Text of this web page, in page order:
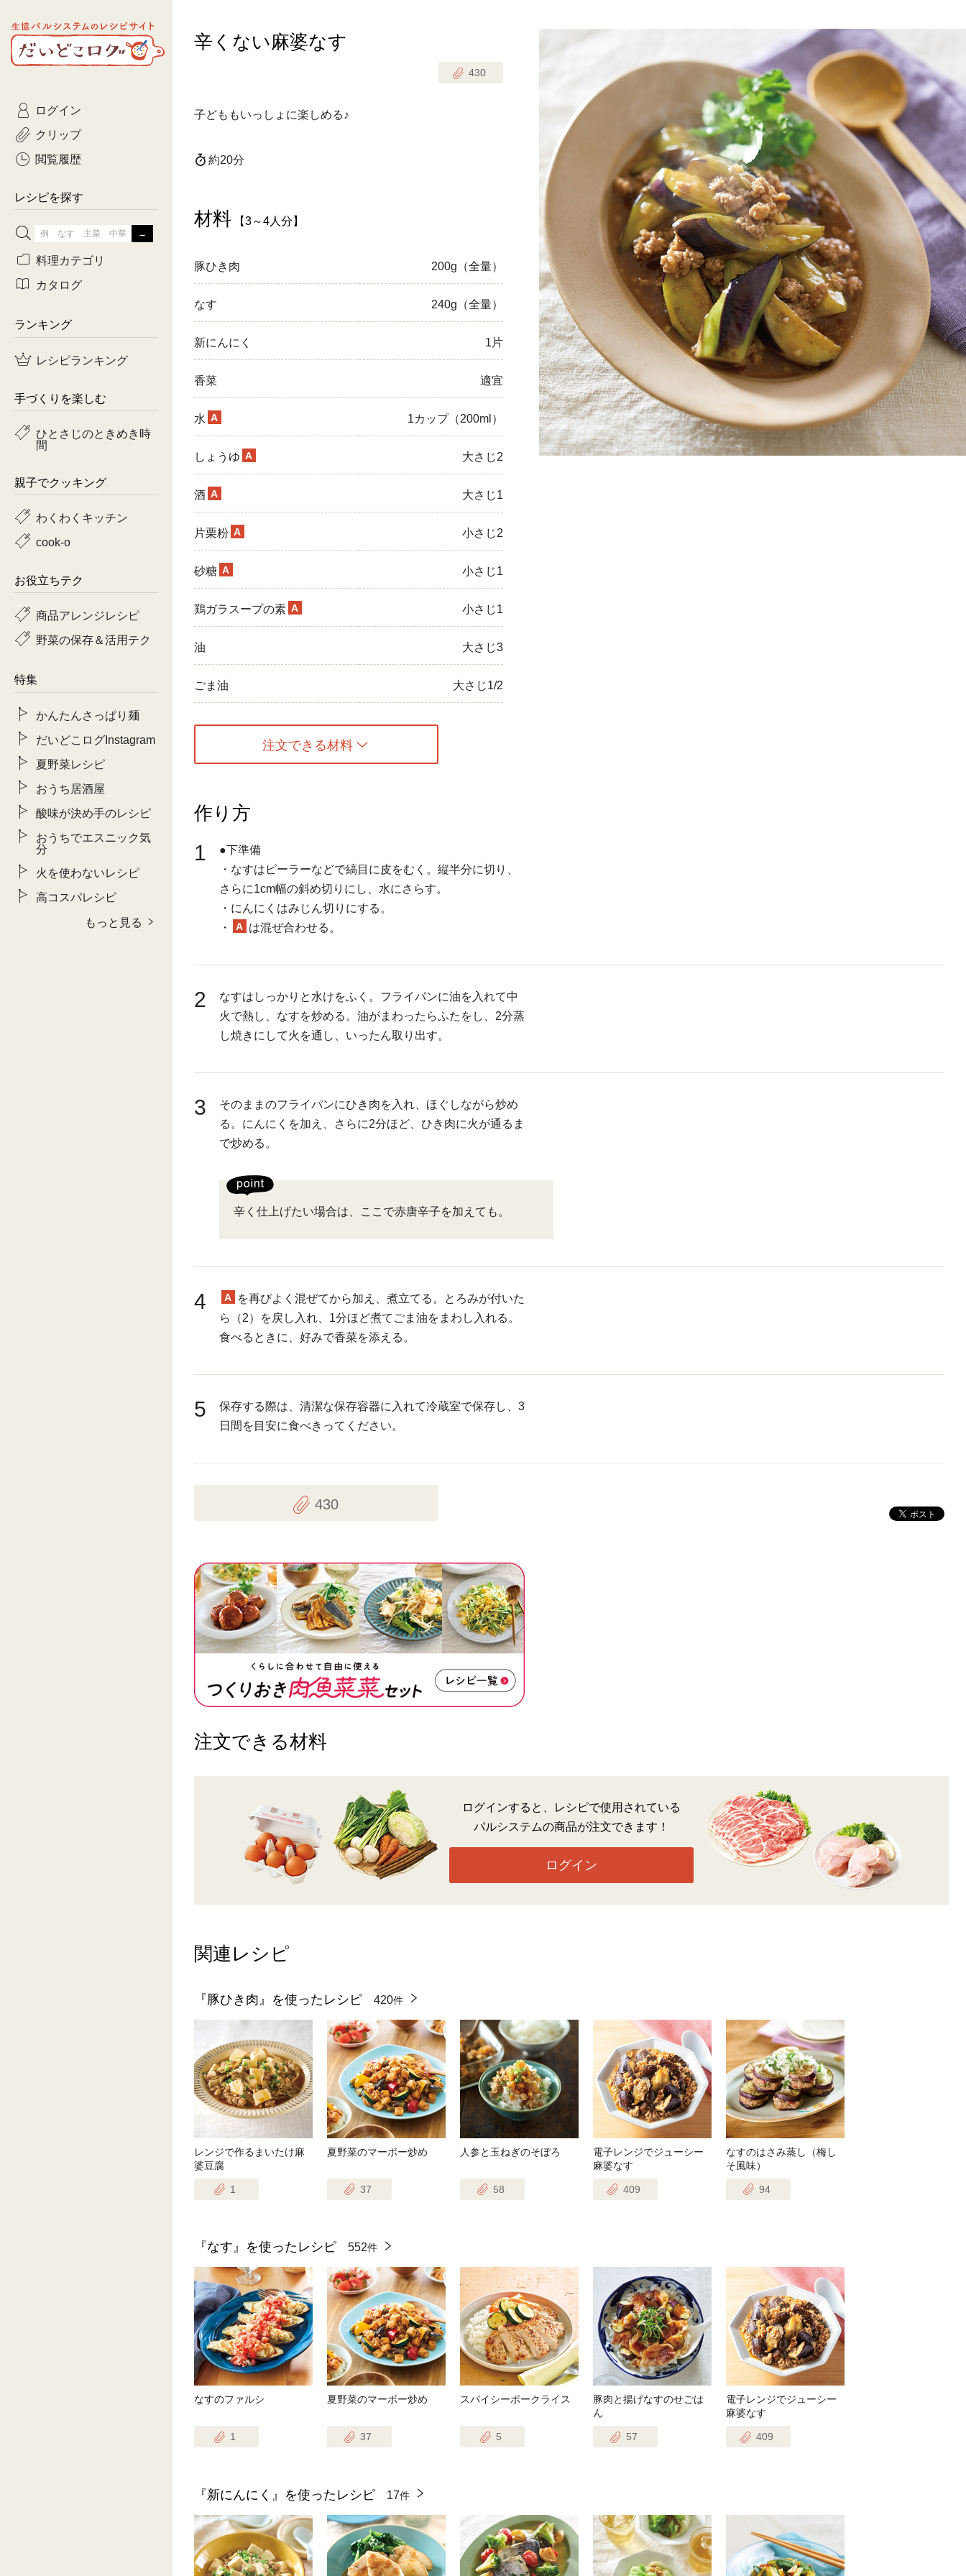
生協パルシステムのレシピ
サイト
だいどこログ
辛くない麻婆なす
430
子どももいっしょに楽しめる♪
約20分
材料 【3～4人分】
豚ひき肉 200g（全量）
なす 240g（全量）
新にんにく 1片
香菜 適宜
水 A 1カップ（200ml）
しょうゆ A 大さじ2
酒 A 大さじ1
片栗粉 A 小さじ2
砂糖 A 小さじ1
鶏ガラスープの素 A 小さじ1
油 大さじ3
ごま油 大さじ1/2
注文できる材料
作り方
1
●下準備
・なすはピーラーなどで縞目に皮をむく。縦半分に切り、
さらに1cm幅の斜め切りにし、水にさらす。
・にんにくはみじん切りにする。
・
A は混ぜ合わせる。
2
なすはしっかりと水けをふく。フライパンに油を入れて中
火で熱し、なすを炒める。油がまわったらふたをし、2分蒸
し焼きにして火を通し、いったん取り出す。
3
そのままのフライパンにひき肉を入れ、ほぐしながら炒め
る。にんにくを加え、さらに2分ほど、ひき肉に火が通るま
で炒める。
辛く仕上げたい場合は、ここで赤唐辛子を加えても。
4 A
を再びよく混ぜてから加え、煮立てる。とろみが付いた
ら（2）を戻し入れ、1分ほど煮てごま油をまわし入れる。
食べるときに、好みで香菜を添える。
5
保存する際は、清潔な保存容器に入れて冷蔵室で保存し、3
日間を目安に食べきってください。
430
注文できる材料
ログインすると、レシピで使用されている
パルシステムの商品が注文できます！
ログイン
関連レシピ
『豚ひき肉』を使ったレシピ 420件
レンジで作るまいたけ麻
婆豆腐
1
夏野菜のマーボー炒め
37
人参と玉ねぎのそぼろ
58
電子レンジでジューシー
麻婆なす
409
なすのはさみ蒸し（梅し
そ風味）
94
『なす』を使ったレシピ 552件
なすのファルシ
1
夏野菜のマーボー炒め
37
スパイシーポークライス
5
豚肉と揚げなすのせごは
ん
57
電子レンジでジューシー
麻婆なす
409
『新にんにく』を使ったレシピ 17件
ログイン
クリップ
閲覧履歴
レシピを探す
ひとさじのときめき時間
おきらくだ
つくりおき肉魚菜菜セット
なす
料理カテゴリ
主菜
常備菜・作りおき
カタログ
コトコト
yumyumいっしょごはん
ぷれーんぺいじ
ランキング
レシピランキング
手づくりを楽しむ
ひとさじのときめき時
間
親子でクッキング
わくわくキッチン
cook-o
お役立ちテク
商品アレンジレシピ
野菜の保存＆活用テク
特集
かんたんさっぱり麺
だいどこログInstagram
夏野菜レシピ
おうち居酒屋
酸味が決め手のレシピ
おうちでエスニック気
分
火を使わないレシピ
高コスパレシピ
もっと見る